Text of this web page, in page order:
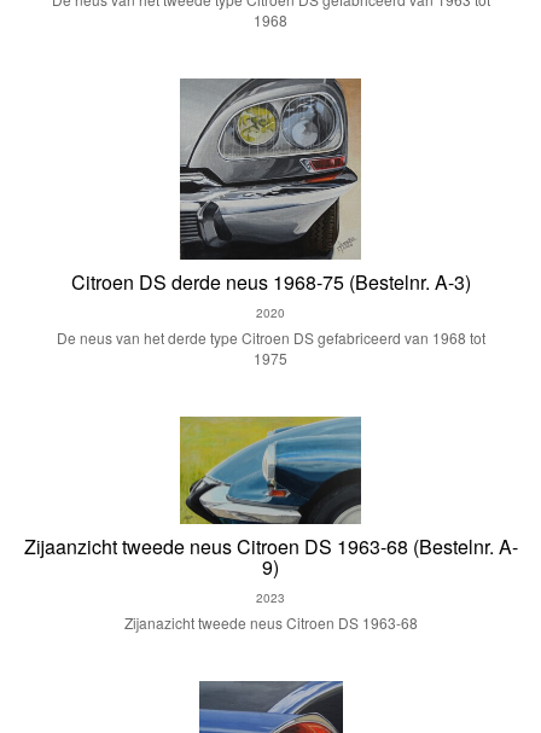
1968
Citroen DS derde neus 1968-75 (Bestelnr. A-3)
2020
De neus van het derde type Citroen DS gefabriceerd van 1968 tot
1975
Zijaanzicht tweede neus Citroen DS 1963-68 (Bestelnr. A-
9)
2023
Zijanazicht tweede neus Citroen DS 1963-68